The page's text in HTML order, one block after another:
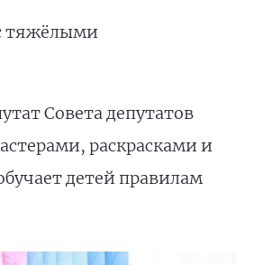
тяжёлыми
Совета депутатов
раскрасками и
детей правилам